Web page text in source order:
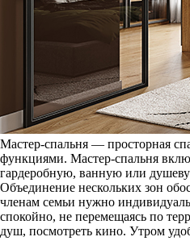
Мастер-спальня — просторная
функциями. Мастер-спальня
гардеробную, ванную или
Объединение нескольких зон
членам семьи нужно
спокойно, не перемещаясь по
душ, посмотреть кино. Утром